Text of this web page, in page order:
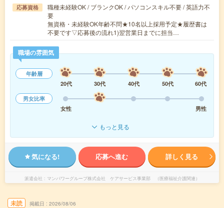
応募資格
職種未経験OK / ブランクOK / パソコンスキル不要 / 英語力不
要
無資格・未経験OK年齢不問★10名以上採用予定★履歴書は
不要です▽応募後の流れ1)翌営業日までに担当…
職場の雰囲気
年齢層
20代
30代 40代 50代
60代
男女比率
女性
男性
もっと見る
気になる! 応募へ進む 詳しく見る
派遣会社 マンパワーグループ株式会社 ケアサービス事業部 （医療福祉介護関連）
未読 掲載日 2026/08/06